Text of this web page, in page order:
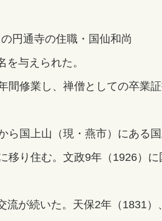
円通寺の住職・国仙和尚
与えられた。
修業し、禅僧としての卒業
国上山（現・燕市）にある
り住む。文政9年（1926）
が続いた。天保2年（1831）